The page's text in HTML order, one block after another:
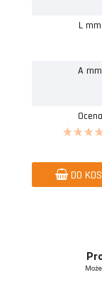
L mm
A mm
Ocena
DO